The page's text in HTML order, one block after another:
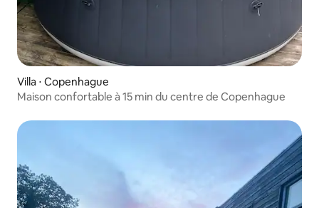
Villa ⋅ Copenhague
Maison confortable à 15 min du centre de Copenhague